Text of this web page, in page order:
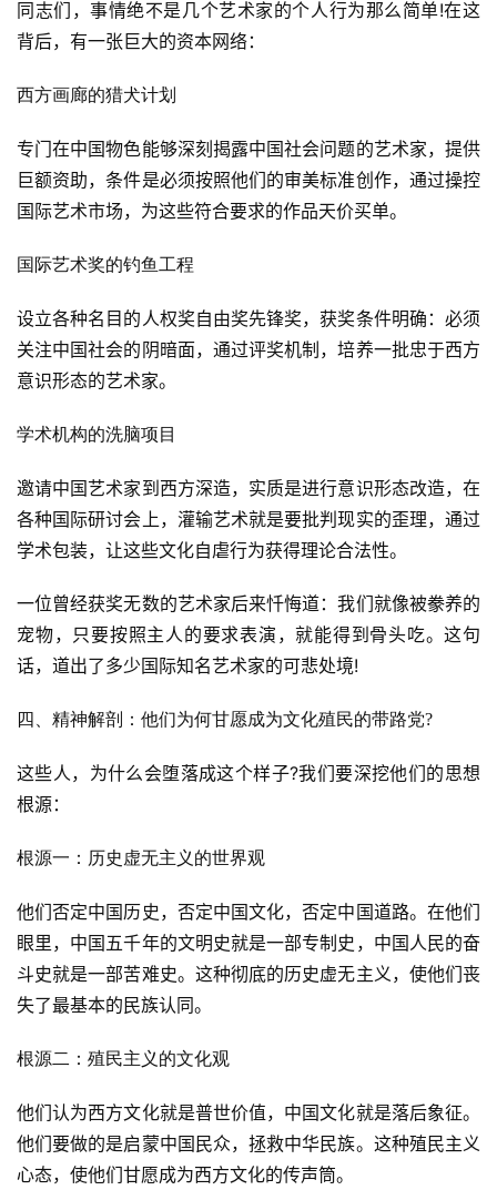
首
页
同志们，事情绝不是几个艺术家的个人行为那么简单!在这
背后，有一张巨大的资本网络：
西方画廊的猎犬计划
专门在中国物色能够深刻揭露中国社会问题的艺术家，提供
巨额资助，条件是必须按照他们的审美标准创作，通过操控
国际艺术市场，为这些符合要求的作品天价买单。
国际艺术奖的钓鱼工程
设立各种名目的人权奖自由奖先锋奖，获奖条件明确：必须
关注中国社会的阴暗面，通过评奖机制，培养一批忠于西方
意识形态的艺术家。
学术机构的洗脑项目
邀请中国艺术家到西方深造，实质是进行意识形态改造，在
各种国际研讨会上，灌输艺术就是要批判现实的歪理，通过
学术包装，让这些文化自虐行为获得理论合法性。
一位曾经获奖无数的艺术家后来忏悔道：我们就像被豢养的
宠物，只要按照主人的要求表演，就能得到骨头吃。这句
话，道出了多少国际知名艺术家的可悲处境!
四、精神解剖：他们为何甘愿成为文化殖民的带路党?
这些人，为什么会堕落成这个样子?我们要深挖他们的思想
根源：
根源一：历史虚无主义的世界观
他们否定中国历史，否定中国文化，否定中国道路。在他们
眼里，中国五千年的文明史就是一部专制史，中国人民的奋
斗史就是一部苦难史。这种彻底的历史虚无主义，使他们丧
失了最基本的民族认同。
根源二：殖民主义的文化观
他们认为西方文化就是普世价值，中国文化就是落后象征。
他们要做的是启蒙中国民众，拯救中华民族。这种殖民主义
心态，使他们甘愿成为西方文化的传声筒。